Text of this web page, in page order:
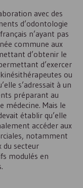
avec des
d’odontologie
n’ayant pas
commune aux
d’obtenir le
d’exercer
ou
s’adressait à un
préparant au
médecine. Mais le
établir qu’elle
accéder aux
notamment
du secteur
modulés en